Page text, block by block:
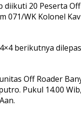
diikuti 20 Peserta
071/WK Kolonel
berikutnya
Off Roader
Pukul 14.00